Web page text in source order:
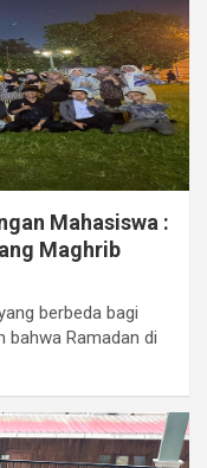
Mahasiswa :
Maghrib
berbeda bagi
bahwa Ramadan di